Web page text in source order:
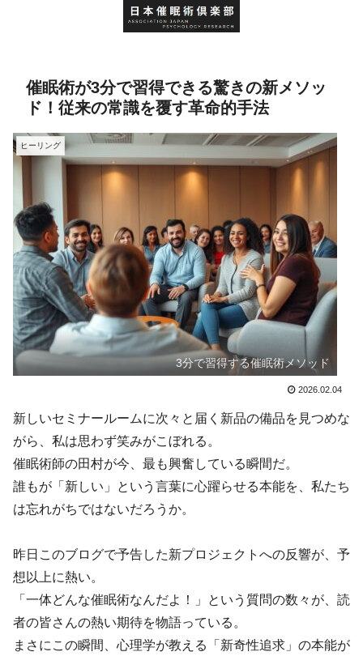
催眠術が3分で習得できる驚きの新メソッ
ド！従来の常識を覆す革命的手法
ヒーリング
3分で習得する催眠術メソッド
2026.02.04
新しいセミナールームに次々と届く新品の備品を見つめな
がら、私は思わず笑みがこぼれる。
催眠術師の田村が今、最も興奮している瞬間だ。
誰もが「新しい」という言葉に心躍らせる本能を、私たち
は忘れがちではないだろうか。
昨日このブログで予告した新プロジェクトへの反響が、予
想以上に熱い。
「一体どんな催眠術なんだよ！」という質問の数々が、読
者の皆さんの熱い期待を物語っている。
まさにこの瞬間、心理学が教える「新奇性追求」の本能が